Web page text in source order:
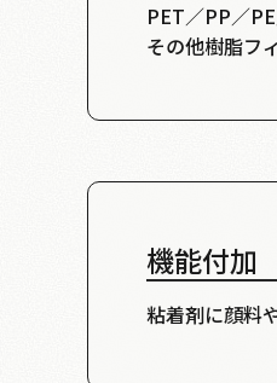
PET／PP／
その他樹脂フ
機能付加
粘着剤に顔料